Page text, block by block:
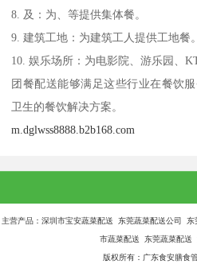
8. 及：为、等提供集体餐。
9. 建筑工地：为建筑工人提供工地餐。
10. 娱乐场所：为电影院、游乐园、
团餐配送能够满足这些行业在餐饮
卫生的餐饮解决方案。
m.dglwss8888.b2b168.com
主营产品：深圳市宝安蔬菜配送 东莞蔬菜配送公司
市蔬菜配送 东莞蔬菜配送
版权所有：广东食安膳食